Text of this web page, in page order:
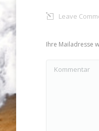
Leave
Ihre Mailadresse